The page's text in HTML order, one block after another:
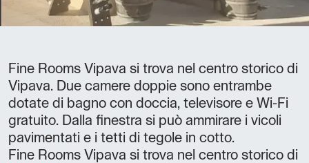
Fine Rooms Vipava si trova nel centro storico di
Vipava. Due camere doppie sono entrambe
dotate di bagno con doccia, televisore e Wi-Fi
gratuito. Dalla finestra si può ammirare i vicoli
pavimentati e i tetti di tegole in cotto.
Fine Rooms Vipava si trova nel centro storico di